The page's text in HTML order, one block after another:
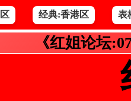
经典:香港区 表
《红姐论坛